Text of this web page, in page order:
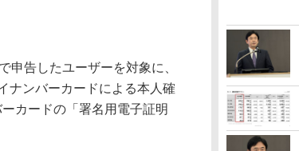
告したユーザーを対象に、
ナンバーカードによる本人確
カードの「署名用電子証明